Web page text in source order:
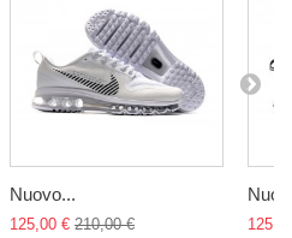
Nuovo...
125,00 € 210,00 €